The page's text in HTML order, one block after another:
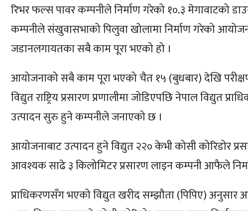
रिभर फल्स पावर कम्पनीले निर्माण गरेको १०.३ मेगावाटको
कम्पनीले संखुवासभाको पिलुवा खोलामा निर्माण गरेको
जडानलगायतका सबै काम पूरा भएको हो ।
आयोजनाको सबै काम पूरा भएको चैत १५ (बुधबार) देखि
विद्युत राष्ट्रिय प्रसारण प्रणालीमा जोडिएपछि नेपाल विद्युत
उत्पादन सुरु हुने कम्पनीले जनाएको छ ।
आयोजनाबाट उत्पादन हुने विद्युत २२० केभी कोसी कोरिडोर
आवश्यक साढे ३ किलोमिटर प्रसारण लाइन कम्पनी आफैले
प्राधिकरणसँग भएको विद्युत खरीद सम्झौता (पिपिए) अनुसार